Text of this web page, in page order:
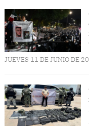
JUEVES 11 DE JUNIO DE